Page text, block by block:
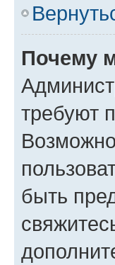
Почему
требуют
быть